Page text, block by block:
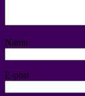
Namn
E-post